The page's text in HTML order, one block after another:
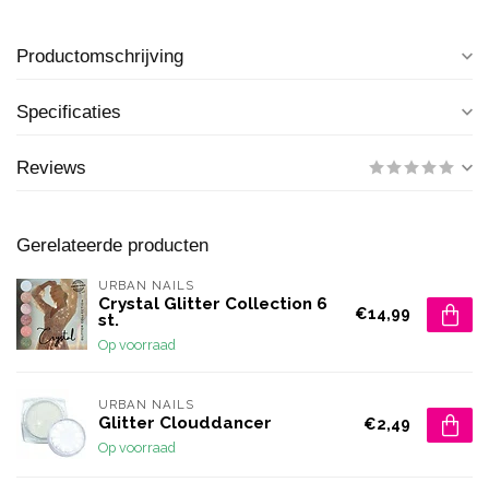
Productomschrijving
Specificaties
Reviews
Gerelateerde producten
URBAN NAILS
Crystal Glitter Collection 6
st.
Op voorraad
€14,99
URBAN NAILS
Glitter Clouddancer
Op voorraad
€2,49